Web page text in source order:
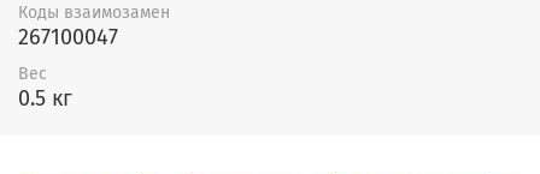
Коды взаимозамен
267100047
Вес
0.5 кг